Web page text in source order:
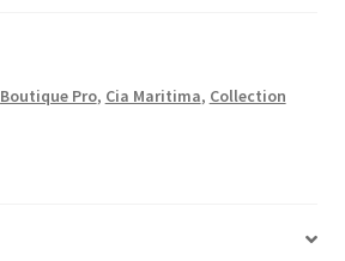
Boutique Pro, Cia Maritima, Collection